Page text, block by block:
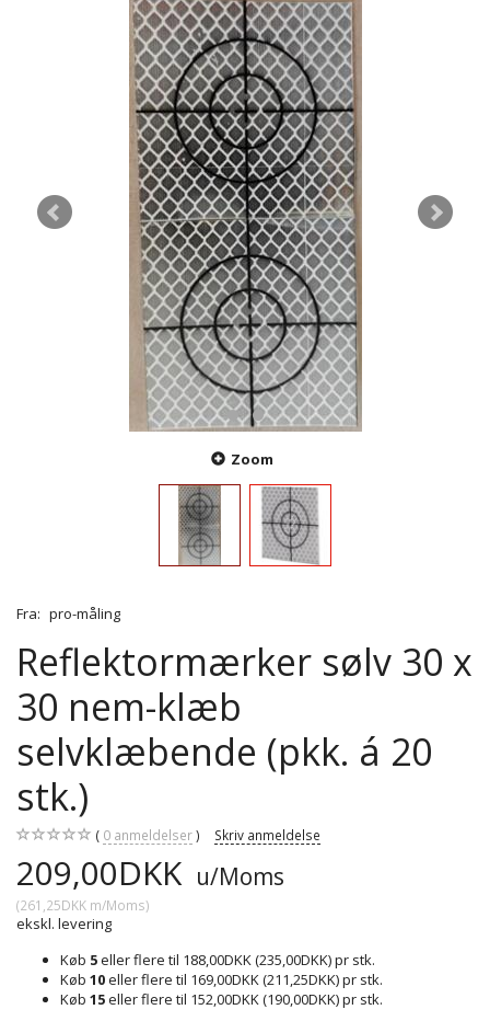
Zoom
Fra: pro-måling
Reflektormærker sølv 30 x
30 nem-klæb
selvklæbende (pkk. á 20
stk.)
0 anmeldelser Skriv anmeldelse
209,00DKK u/Moms
(261,25DKK m/Moms)
ekskl. levering
Køb 5eller flere til 188,00DKK(235,00DKK)pr stk.
Køb 10eller flere til 169,00DKK(211,25DKK)pr stk.
Køb 15eller flere til 152,00DKK(190,00DKK)pr stk.